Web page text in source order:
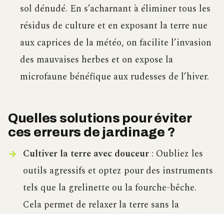
sol dénudé. En s’acharnant à éliminer tous les
résidus de culture et en exposant la terre nue
aux caprices de la météo, on facilite l’invasion
des mauvaises herbes et on expose la
microfaune bénéfique aux rudesses de l’hiver.
Quelles solutions pour éviter
ces erreurs de jardinage ?
Cultiver la terre avec douceur : Oubliez les
outils agressifs et optez pour des instruments
tels que la grelinette ou la fourche-bêche.
Cela permet de relaxer la terre sans la